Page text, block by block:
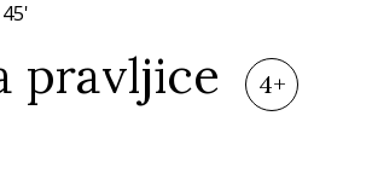
pravljice 4+